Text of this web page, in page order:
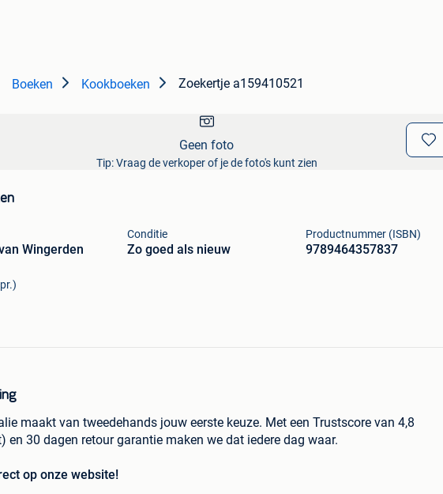
Boeken Kookboeken Zoekertje a159410521
Geen foto
Tip: Vraag de verkoper of je de foto's kunt zien
Wingerden
Conditie
Zo goed als nieuw
Productnummer (ISBN)
9789464357837
maakt van tweedehands jouw eerste keuze. Met een Trustscore van 4,8
en 30 dagen retour garantie maken we dat iedere dag waar.
op onze website!